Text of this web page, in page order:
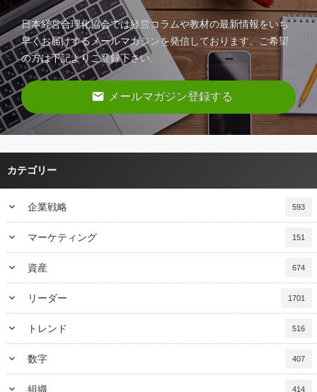
日本経営合理化協会では経営コラムや教材の最新情報をいち
早くお届けするメールマガジンを発信しております。ご希望
の方は下記よりご登録下さい。
email メールマガジン登録する
カテゴリー
keyboard_arrow_down 企業戦略 593
keyboard_arrow_down マーケティング 151
keyboard_arrow_down 資産 674
keyboard_arrow_down リーダー 1701
keyboard_arrow_down トレンド 516
keyboard_arrow_down 数字 407
keyboard_arrow_down 組織 414